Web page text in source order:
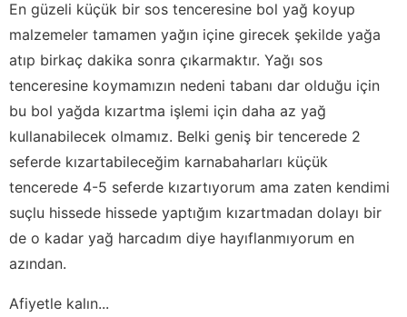
En güzeli küçük bir sos tenceresine bol yağ koyup
malzemeler tamamen yağın içine girecek şekilde yağa
atıp birkaç dakika sonra çıkarmaktır. Yağı sos
tenceresine koymamızın nedeni tabanı dar olduğu için
bu bol yağda kızartma işlemi için daha az yağ
kullanabilecek olmamız. Belki geniş bir tencerede 2
seferde kızartabileceğim karnabaharları küçük
tencerede 4-5 seferde kızartıyorum ama zaten kendimi
suçlu hissede hissede yaptığım kızartmadan dolayı bir
de o kadar yağ harcadım diye hayıflanmıyorum en
azından.
Afiyetle kalın...